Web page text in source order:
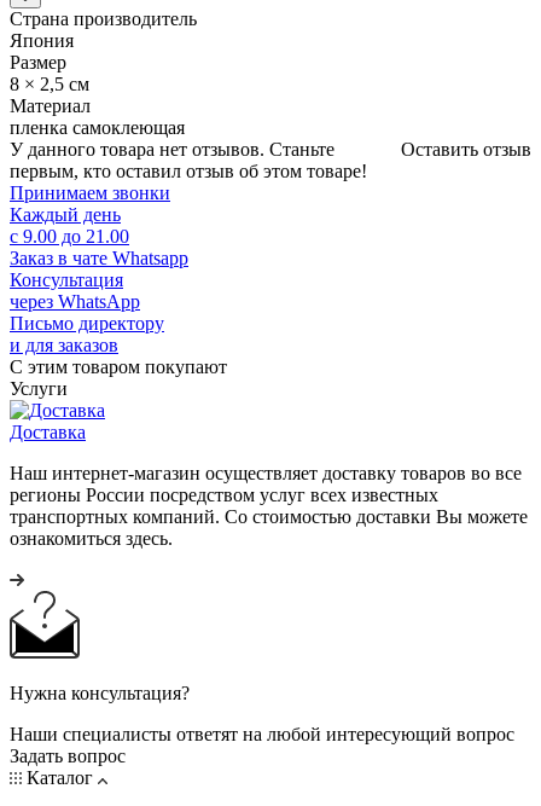
Страна производитель
Япония
Размер
8 × 2,5 см
Материал
пленка самоклеющая
Оставить отзыв
У данного товара нет отзывов. Станьте
первым, кто оставил отзыв об этом товаре!
Принимаем звонки
Каждый день
с 9.00 до 21.00
Заказ в чате Whatsapp
Консультация
через WhatsApp
Письмо директору
и для заказов
С этим товаром покупают
Услуги
Доставка
Наш интернет-магазин осуществляет доставку товаров во все
регионы России посредством услуг всех известных
транспортных компаний. Со стоимостью доставки Вы можете
ознакомиться здесь.
Нужна консультация?
Наши специалисты ответят на любой интересующий вопрос
Задать вопрос
Каталог